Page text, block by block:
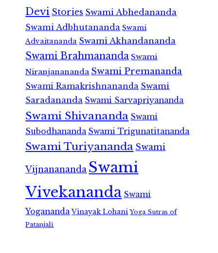
Devi Stories Swami Abhedananda
Swami Adbhutananda Swami
Advaitananda Swami Akhandananda
Swami Brahmananda Swami
Niranjanananda Swami Premananda
Swami Ramakrishnananda Swami
Saradananda Swami Sarvapriyananda
Swami Shivananda Swami
Subodhananda Swami Trigunatitananda
Swami Turiyananda Swami
Vijnanananda Swami
Vivekananda Swami
Yogananda Vinayak Lohani Yoga Sutras of
Patanjali